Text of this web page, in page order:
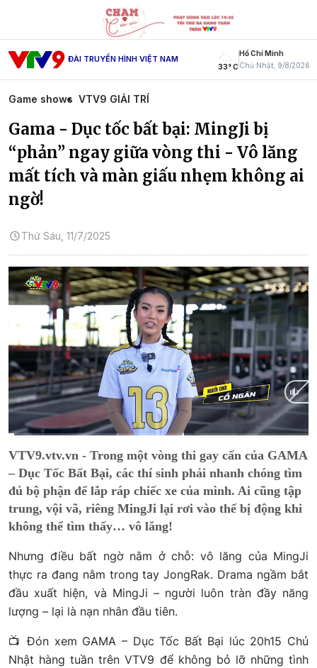
ĐÀI TRUYỀN HÌNH VIỆT NAM
33° C
Hồ Chí Minh
Chủ Nhật, 9/8/2026
Game shows VTV9 GIẢI TRÍ
Gama - Dục tốc bất bại: MingJi bị
“phản” ngay giữa vòng thi - Vô lăng
mất tích và màn giấu nhẹm không ai
ngờ!
Thứ Sáu, 11/7/2025
Time
VTV9.vtv.vn - Trong một vòng thi gay cấn của GAMA
– Dục Tốc Bất Bại, các thí sinh phải nhanh chóng tìm
đủ bộ phận để lắp ráp chiếc xe của mình. Ai cũng tập
trung, vội vã, riêng MingJi lại rơi vào thế bị động khi
không thể tìm thấy… vô lăng!
Nhưng điều bất ngờ nằm ở chỗ: vô lăng của MingJi
thực ra đang nằm trong tay JongRak. Drama ngầm bắt
đầu xuất hiện, và MingJi – người luôn tràn đầy năng
lượng – lại là nạn nhân đầu tiên.
📺 Đón xem GAMA – Dục Tốc Bất Bại lúc 20h15 Chủ
Nhật hàng tuần trên VTV9 để không bỏ lỡ những tình